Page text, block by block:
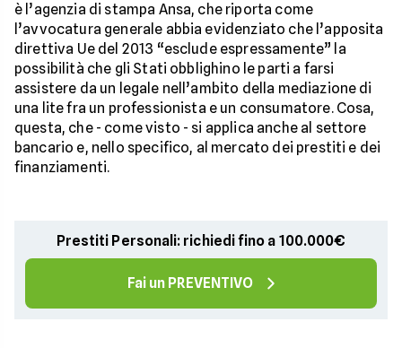
è l’agenzia di stampa Ansa, che riporta come
l’avvocatura generale abbia evidenziato che l’apposita
direttiva Ue del 2013 “esclude espressamente” la
possibilità che gli Stati obblighino le parti a farsi
assistere da un legale nell’ambito della mediazione di
una lite fra un professionista e un consumatore. Cosa,
questa, che - come visto - si applica anche al settore
bancario e, nello specifico, al mercato dei prestiti e dei
finanziamenti.
Prestiti Personali: richiedi fino a 100.000€
Fai un PREVENTIVO